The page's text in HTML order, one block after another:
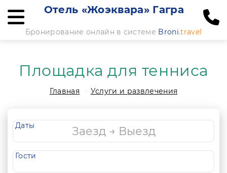
Отель «Жоэквара» Гагра
Бронирование онлайн в системе Broni.travel
Площадка для тенниса
Главная Услуги и развлечения
Даты
Гости